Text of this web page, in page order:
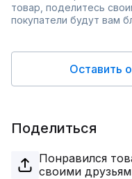
товар, поделитесь
покупатели будут вам
Оставить
Поделиться
Понравился
своими